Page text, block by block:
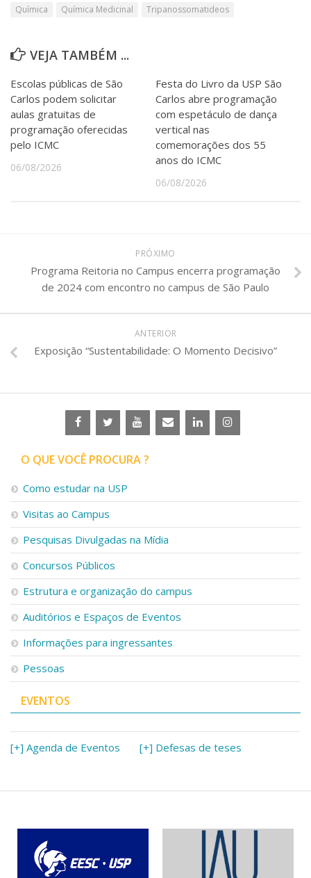
Química
Química Medicinal Tripanossomatideos
VEJA TAMBÉM ...
Escolas públicas de São
Carlos podem solicitar
aulas gratuitas de
programação oferecidas
pelo ICMC
06/08/2026
Festa do Livro da USP São
Carlos abre programação
com espetáculo de dança
vertical nas
comemorações dos 55
anos do ICMC
06/08/2026
PRÓXIMO
Programa Reitoria no Campus encerra programação
de 2024 com encontro no campus de São Paulo
ANTERIOR
Exposição “Sustentabilidade: O Momento Decisivo”
O QUE VOCÊ PROCURA ?
Como estudar na USP
Visitas ao Campus
Pesquisas Divulgadas na Mídia
Concursos Públicos
Estrutura e organização do campus
Auditórios e Espaços de Eventos
Informações para ingressantes
Pessoas
EVENTOS
[+] Agenda de Eventos [+] Defesas de teses